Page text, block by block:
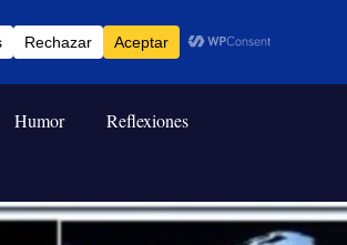
Humor Reflexiones